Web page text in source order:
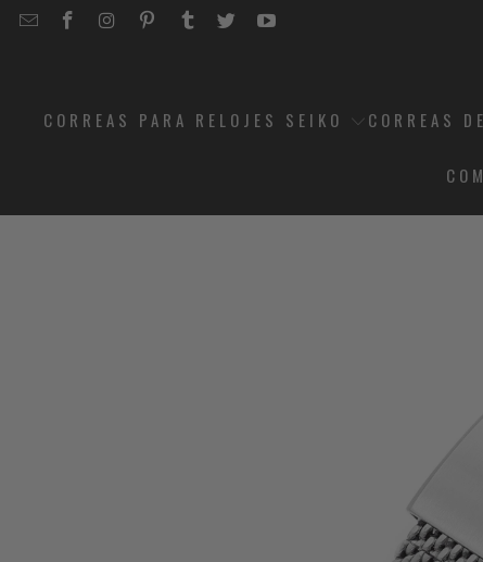
EMAILSTRAPCODE
STRAPCODE
STRAPCODE
STRAPCODE
STRAPCODE
STRAPCODE
CORREAS PARA RELOJES SEIKO CORREAS